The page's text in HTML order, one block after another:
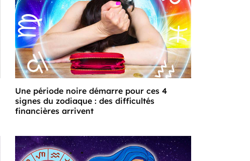
Une période noire démarre pour ces 4
signes du zodiaque : des difficultés
financières arrivent